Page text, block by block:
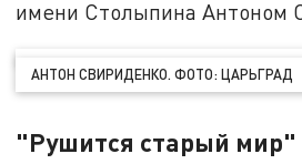
имени Столыпина Антоном
АНТОН СВИРИДЕНКО. ФОТО: ЦАРЬГРАД
"Рушится старый мир"